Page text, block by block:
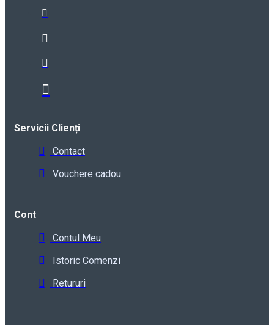
Servicii Clienți
Contact
Vouchere cadou
Cont
Contul Meu
Istoric Comenzi
Retururi